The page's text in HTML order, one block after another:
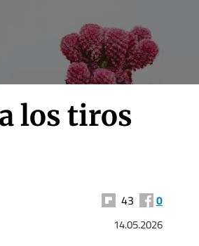
los tiros
43 0
14.05.2026